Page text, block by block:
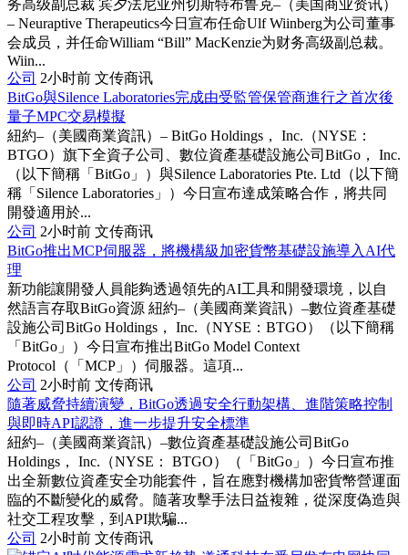
务高级副总裁 宾夕法尼亚州切斯特布鲁克–（美国商业资讯）
– Neuraptive Therapeutics今日宣布任命Ulf Wiinberg为公司董事
会成员，并任命William “Bill” MacKenzie为财务高级副总裁。
Wiin...
公司 2小时前 文传商讯
BitGo與Silence Laboratories完成由受監管保管商進行之首次後
量子MPC交易模擬
紐約–（美國商業資訊）– BitGo Holdings， Inc.（NYSE：
BTGO）旗下全資子公司、數位資產基礎設施公司BitGo， Inc.
（以下簡稱「BitGo」）與Silence Laboratories Pte. Ltd（以下簡
稱「Silence Laboratories」）今日宣布達成策略合作，將共同
開發適用於...
公司 2小时前 文传商讯
BitGo推出MCP伺服器，將機構級加密貨幣基礎設施導入AI代
理
新功能讓開發人員能夠透過領先的AI工具和開發環境，以自
然語言存取BitGo資源 紐約–（美國商業資訊）–數位資產基礎
設施公司BitGo Holdings， Inc.（NYSE：BTGO）（以下簡稱
「BitGo」）今日宣布推出BitGo Model Context
Protocol（「MCP」）伺服器。這項...
公司 2小时前 文传商讯
隨著威脅持續演變，BitGo透過安全行動架構、進階策略控制
與即時API認證，進一步提升安全標準
紐約–（美國商業資訊）–數位資產基礎設施公司BitGo
Holdings， Inc.（NYSE： BTGO）（「BitGo」）今日宣布推
出全新數位資產安全功能套件，旨在應對機構加密貨幣營運面
臨的不斷變化的威脅。隨著攻擊手法日益複雜，從深度偽造與
社交工程攻擊，到API欺騙...
公司 2小时前 文传商讯